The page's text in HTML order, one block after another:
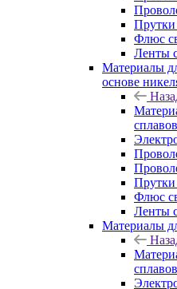
Флюс
Ленты
Материалы
основе
Флюс
Ленты
Материалы
сплавов